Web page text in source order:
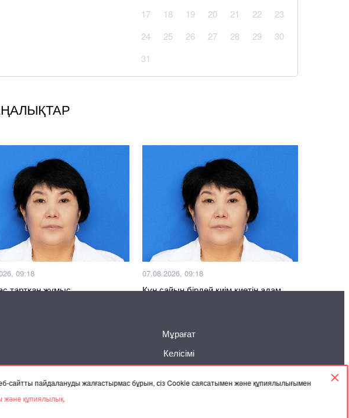
сайтты пайдалануды жалғастырмас бұрын, сіз Cookie саясатымен және құпиялылығымен
құпиялылық.
17
18 19 20 21 22
23
24
25 26 27 28 29
30
31
09:18
тартқан жұмыс
07.08.2026, 09:18
Күн сайын бірдей киім киетін адам
Мұрағат
Келісімі